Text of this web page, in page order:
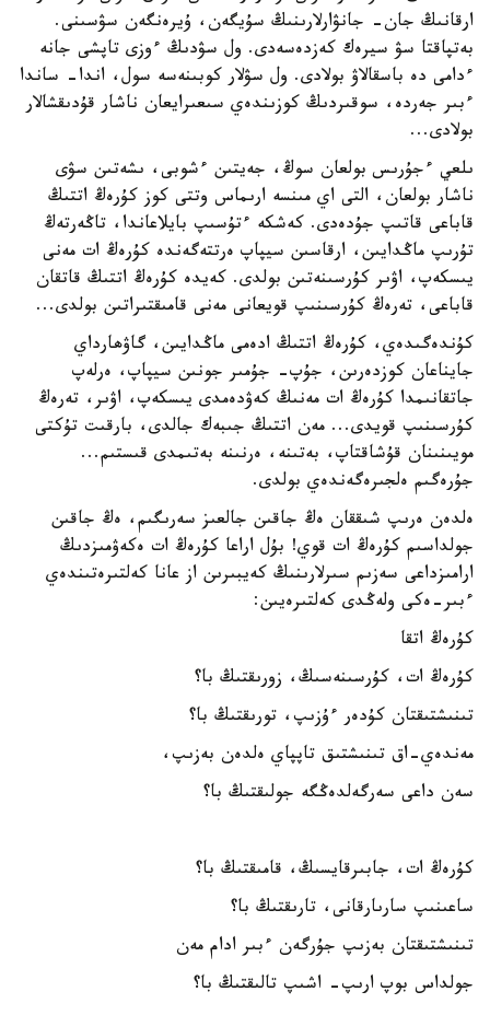
ارقانىڭ جان- جانۋارلارىنىڭ سۇيگەن، ۇيرەنگەن سۋسىنى.
بەتپاقتا سۋ سيرەك كەزدەسەدى. ول سۋدىڭ ءوزى تاپشى جانە
ءدامى دە باسقالاۋ بولادى. ول سۋلار كوبىنەسە سول، اندا- ساندا
ءبىر جەردە، سوقىردىڭ كوزىندەي سىعىرايعان ناشار قۇدىقشالار
بولادى...
ىلعي ءجۇرىس بولعان سوڭ، جەيتىن ءشوبى، ىشەتىن سۋى
ناشار بولعان، التى اي مىنسە ارىماس وتتى كوز كۇرەڭ اتتىڭ
قاباعى قاتىپ جۇدەدى. كەشكە ءتۇسىپ بايلاعاندا، تاڭەرتەڭ
تۇرىپ ماڭدايىن، ارقاسىن سيپاپ ەرتتەگەندە كۇرەڭ ات مەنى
يىسكەپ، اۋىر كۇرسىنەتىن بولدى. كەيدە كۇرەڭ اتتىڭ قاتقان
قاباعى، تەرەڭ كۇرسىنىپ قويعانى مەنى قامىقتىراتىن بولدى...
كۇندەگىدەي، كۇرەڭ اتتىڭ ادەمى ماڭدايىن، گاۋھارداي
جايناعان كوزدەرىن، جۇپ- جۇمىر جونىن سيپاپ، ەرلەپ
جاتقانىمدا كۇرەڭ ات مەنىڭ كەۋدەمدى يىسكەپ، اۋىر، تەرەڭ
كۇرسىنىپ قويدى... مەن اتتىڭ جىبەك جالدى، بارقىت تۇكتى
مويىنىنان قۇشاقتاپ، بەتىنە، ەرنىنە بەتىمدى قىستىم...
جۇرەگىم ەلجىرەگەندەي بولدى.
ەلدەن ەرىپ شىققان ەڭ جاقىن جالعىز سەرىگىم، ەڭ جاقىن
جولداسىم كۇرەڭ ات قوي! بۇل اراعا كۇرەڭ ات ەكەۋمىزدىڭ
ارامىزداعى سەزىم سىرلارىنىڭ كەيبىرىن از عانا كەلتىرەتىندەي
ءبىر-ەكى ولەڭدى كەلتىرەيىن:
كۇرەڭ اتقا
كۇرەڭ ات، كۇرسىنەسىڭ، زورىقتىڭ با؟
تىنىشتىقتان كۇدەر ءۇزىپ، تورىقتىڭ با؟
مەندەي-اق تىنىشتىق تاپپاي ەلدەن بەزىپ،
سەن داعى سەرگەلدەڭگە جولىقتىڭ با؟
كۇرەڭ ات، جابىرقايسىڭ، قامىقتىڭ با؟
ساعىنىپ سارىارقانى، تارىقتىڭ با؟
تىنىشتىقتان بەزىپ جۇرگەن ءبىر ادام مەن
جولداس بوپ ارىپ- اشىپ تالىقتىڭ با؟